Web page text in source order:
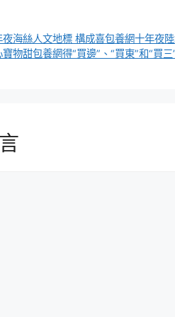
海絲人文地標 構成喜包養網十年夜
物甜包養網得“買邊”、“買東”和“買三